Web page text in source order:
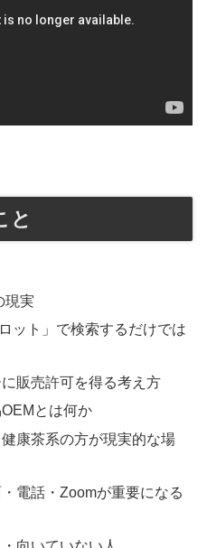
と
現実
ット」で検索するだけでは
販売許可を得る考え方
とは何か
康茶系の方が現実的な場
電話・Zoomが重要になる